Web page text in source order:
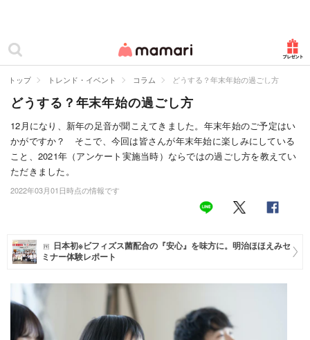
ママリ
カテゴリー一覧
妊娠
出産
赤ちゃん・育児
子育て・家族
美容・ファッション
住まい
マネー
トップ トレンド・イベント コラム どうする？年末年始の過ごし方
どうする？年末年始の過ごし方
12月になり、新年の足音が聞こえてきました。年末年始のご予定はい
かがですか？ そこで、今回は皆さんが年末年始に楽しみにしている
こと、2021年（アンケート実施当時）ならではの過ごし方を教えてい
ただきました。
2022年03月01日時点の情報です
日本初※ビフィズス菌配合の『安心』を味方に。明治ほほえみセ
ミナー体験レポート